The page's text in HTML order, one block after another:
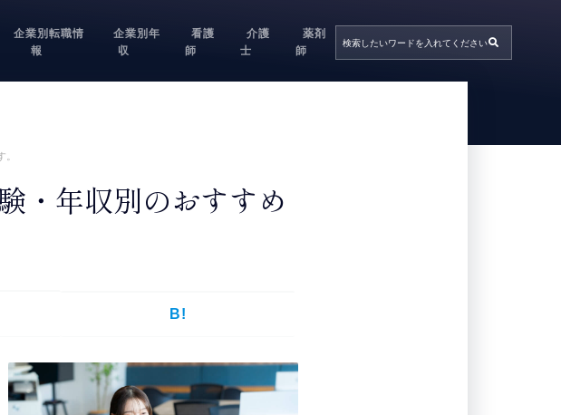
企業別転職情
報
企業別年
収
看護
師
介護
士
薬剤
師
・年収別のおすすめ
B!